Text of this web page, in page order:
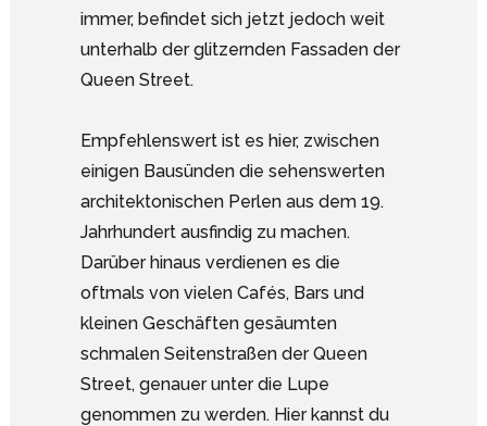
immer, befindet sich jetzt jedoch weit
unterhalb der glitzernden Fassaden der
Queen Street.
Empfehlenswert ist es hier, zwischen
einigen Bausünden die sehenswerten
architektonischen Perlen aus dem 19.
Jahrhundert ausfindig zu machen.
Darüber hinaus verdienen es die
oftmals von vielen Cafés, Bars und
kleinen Geschäften gesäumten
schmalen Seitenstraßen der Queen
Street, genauer unter die Lupe
genommen zu werden. Hier kannst du